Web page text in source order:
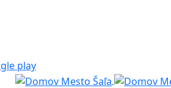
play